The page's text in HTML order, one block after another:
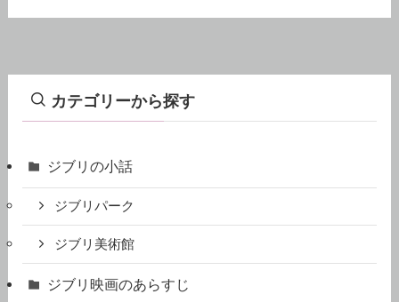
ジブリパーク
ジブリ美術館
ジブリ映画のあらすじ